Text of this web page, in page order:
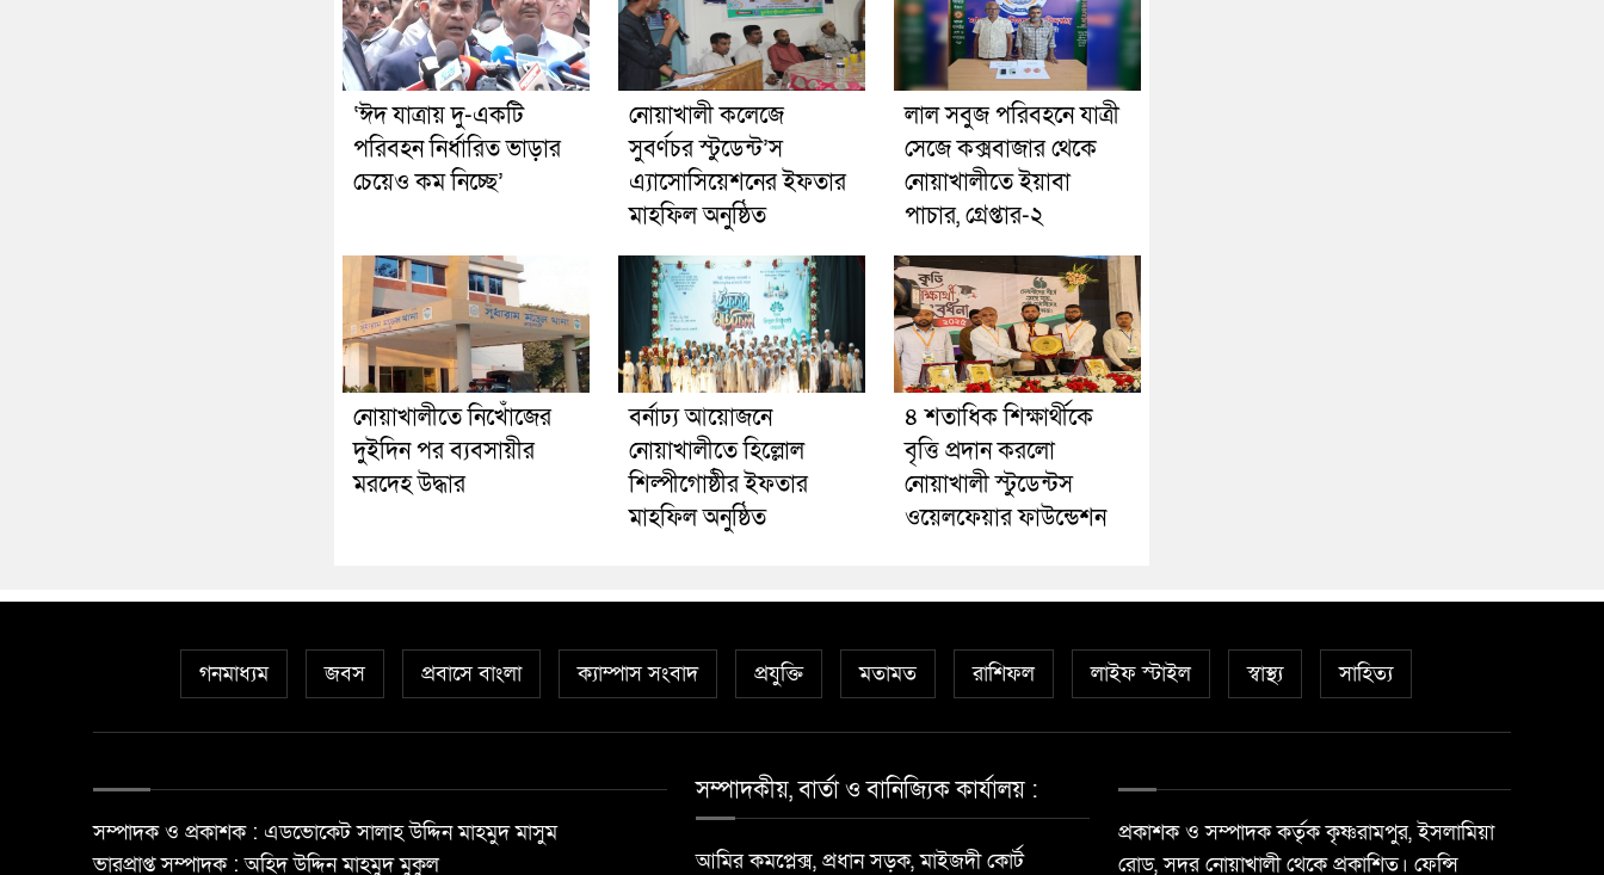
‘ঈদ যাত্রায় দু-একটি
পরিবহন নির্ধারিত ভাড়ার
চেয়েও কম নিচ্ছে’
নোয়াখালী কলেজে
সুবর্ণচর স্টুডেন্ট’স
এ্যাসোসিয়েশনের ইফতার
মাহফিল অনুষ্ঠিত
লাল সবুজ পরিবহনে যাত্রী
সেজে কক্সবাজার থেকে
নোয়াখালীতে ইয়াবা
পাচার, গ্রেপ্তার-২
নোয়াখালীতে নিখোঁজের
দুইদিন পর ব্যবসায়ীর
মরদেহ উদ্ধার
বর্নাঢ্য আয়োজনে
নোয়াখালীতে হিল্লোল
শিল্পীগোষ্ঠীর ইফতার
মাহফিল অনুষ্ঠিত
৪ শতাধিক শিক্ষার্থীকে
বৃত্তি প্রদান করলো
নোয়াখালী স্টুডেন্টস
ওয়েলফেয়ার ফাউন্ডেশন
গনমাধ্যম জবস প্রবাসে বাংলা ক্যাম্পাস সংবাদ প্রযুক্তি মতামত রাশিফল লাইফ স্টাইল স্বাস্থ্য সাহিত্য
সম্পাদক ও প্রকাশক : এডভোকেট সালাহ উদ্দিন মাহমুদ মাসুম
ভারপ্রাপ্ত সম্পাদক : অহিদ উদ্দিন মাহমুদ মুকুল
সম্পাদকীয়, বার্তা ও বানিজ্যিক কার্যালয় :
আমির কমপ্লেক্স, প্রধান সড়ক, মাইজদী কোর্ট
প্রকাশক ও সম্পাদক কর্তৃক কৃষ্ণরামপুর, ইসলামিয়া
রোড, সদর নোয়াখালী থেকে প্রকাশিত। ফেন্সি